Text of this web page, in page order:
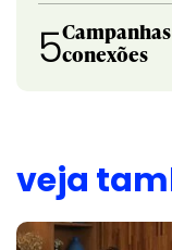
5conexões
veja